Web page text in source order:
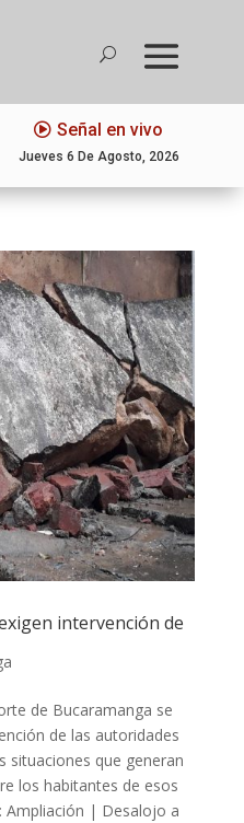
Señal en vivo
Jueves 6 De Agosto, 2026
intervención de
de Bucaramanga se
de las autoridades
situaciones que generan
los habitantes de esos
Ampliación | Desalojo a